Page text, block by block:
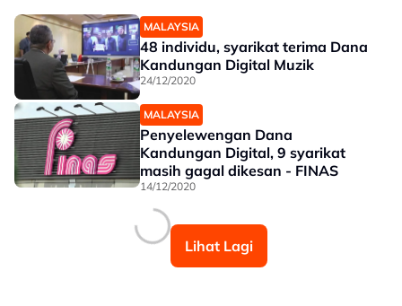
MALAYSIA
48 individu, syarikat terima Dana
Kandungan Digital Muzik
24/12/2020
MALAYSIA
Penyelewengan Dana
Kandungan Digital, 9 syarikat
masih gagal dikesan - FINAS
14/12/2020
Lihat Lagi